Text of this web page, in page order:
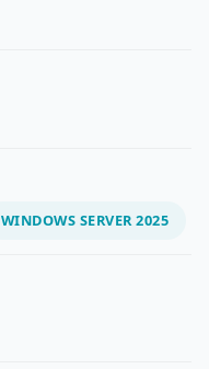
WINDOWS SERVER 2025